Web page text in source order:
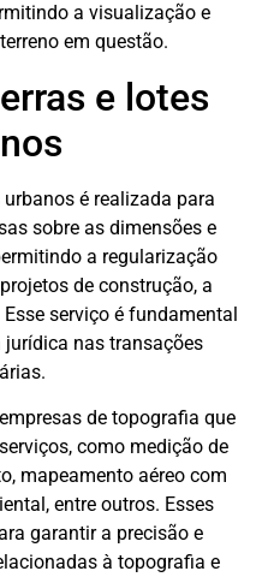
a visualização e
em questão.
e lotes
é realizada para
sobre as dimensões e
a regularização
de construção, a
serviço é fundamental
nas transações
de topografia que
como medição de
mapeamento aéreo com
entre outros. Esses
garantir a precisão e
à topografia e